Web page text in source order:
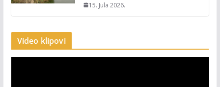
15. Jula 2026.
Video klipovi